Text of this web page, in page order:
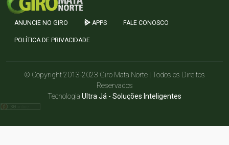
ANUNCIE NO GIRO APPS FALE CONOSCO
POLÍTICA DE PRIVACIDADE
© Copyright 2013-2023 Giro Mata Norte | Todos os Direitos
Reservados
Tecnologia Ultra Já - Soluções Inteligentes